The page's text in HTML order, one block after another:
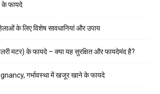
के फायदे
के लिए विशेष सावधानियां और उपाय
मटर) के फायदे – क्या यह सुरक्षित और फायदेमंद है?
गर्भावस्था में खजूर खाने के फायदे